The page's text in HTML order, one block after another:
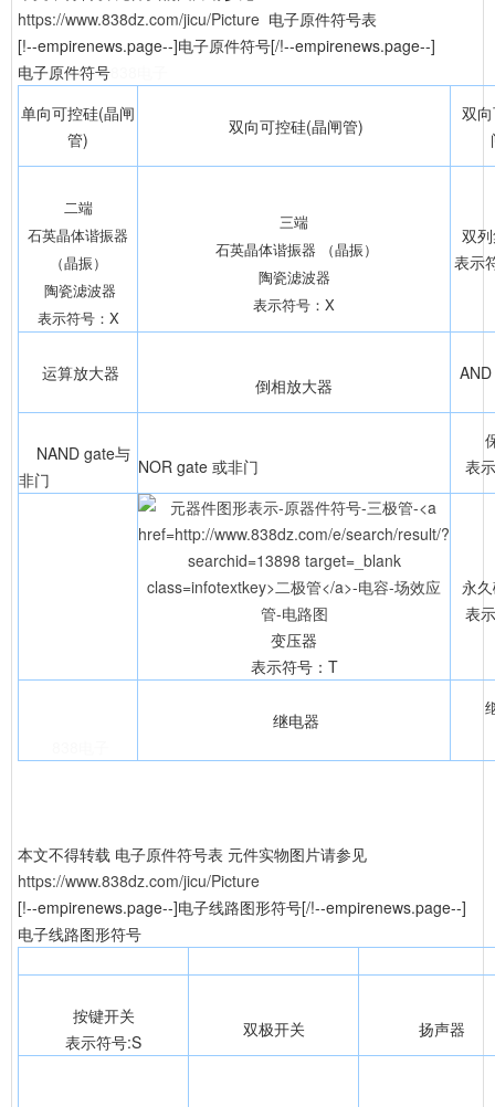
https://www.838dz.com/jicu/Picture 电子原件符号表
[!--empirenews.page--]电子原件符号[/!--empirenews.page--]
电子原件符号
单向可控硅(晶闸
管)
双向可控硅(晶闸管)
双
二端
石英晶体谐振器
（晶振）
陶瓷滤波器
表示符号：X
三端
石英晶体谐振器 （晶振）
陶瓷滤波器
表示符号：X
双
表示
运算放大器
倒相放大器
NAND gate与
非门
NOR gate 或非门
表
变压器
表示符号：T
永
表
继电器
本文不得转载 电子原件符号表 元件实物图片请参见
https://www.838dz.com/jicu/Picture
[!--empirenews.page--]电子线路图形符号[/!--empirenews.page--]
电子线路图形符号
按键开关
表示符号:S
双极开关 扬声器